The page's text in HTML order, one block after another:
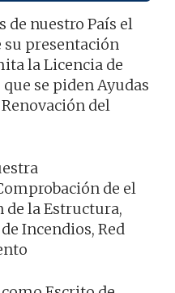
de nuestro País el
su presentación
la Licencia de
se piden Ayudas
del
de el
de la Estructura,
Incendios, Red